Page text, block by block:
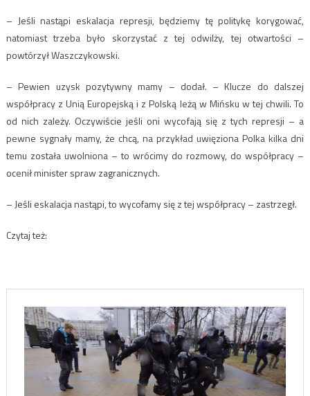
– Jeśli nastąpi eskalacja represji, będziemy tę politykę korygować,
natomiast trzeba było skorzystać z tej odwilży, tej otwartości –
powtórzył Waszczykowski.
– Pewien uzysk pozytywny mamy – dodał. – Klucze do dalszej
współpracy z Unią Europejską i z Polską leżą w Mińsku w tej chwili. To
od nich zależy. Oczywiście jeśli oni wycofają się z tych represji – a
pewne sygnały mamy, że chcą, na przykład uwięziona Polka kilka dni
temu została uwolniona – to wrócimy do rozmowy, do współpracy –
ocenił minister spraw zagranicznych.
– Jeśli eskalacja nastąpi, to wycofamy się z tej współpracy – zastrzegł.
Czytaj też: